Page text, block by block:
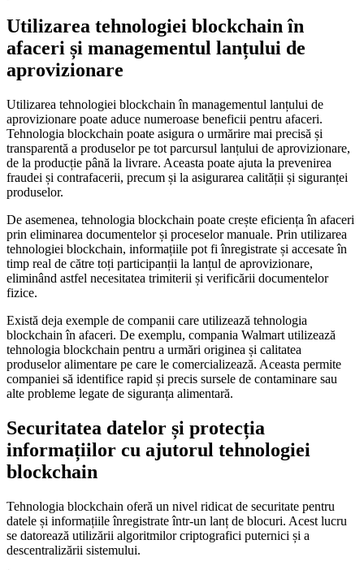
Utilizarea tehnologiei blockchain în
afaceri și managementul lanțului de
aprovizionare
Utilizarea tehnologiei blockchain în managementul lanțului de
aprovizionare poate aduce numeroase beneficii pentru afaceri.
Tehnologia blockchain poate asigura o urmărire mai precisă și
transparentă a produselor pe tot parcursul lanțului de aprovizionare,
de la producție până la livrare. Aceasta poate ajuta la prevenirea
fraudei și contrafacerii, precum și la asigurarea calității și siguranței
produselor.
De asemenea, tehnologia blockchain poate crește eficiența în afaceri
prin eliminarea documentelor și proceselor manuale. Prin utilizarea
tehnologiei blockchain, informațiile pot fi înregistrate și accesate în
timp real de către toți participanții la lanțul de aprovizionare,
eliminând astfel necesitatea trimiterii și verificării documentelor
fizice.
Există deja exemple de companii care utilizează tehnologia
blockchain în afaceri. De exemplu, compania Walmart utilizează
tehnologia blockchain pentru a urmări originea și calitatea
produselor alimentare pe care le comercializează. Aceasta permite
companiei să identifice rapid și precis sursele de contaminare sau
alte probleme legate de siguranța alimentară.
Securitatea datelor și protecția
informațiilor cu ajutorul tehnologiei
blockchain
Tehnologia blockchain oferă un nivel ridicat de securitate pentru
datele și informațiile înregistrate într-un lanț de blocuri. Acest lucru
se datorează utilizării algoritmilor criptografici puternici și a
descentralizării sistemului.